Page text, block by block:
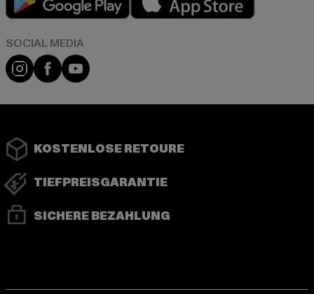
Instagram
FacebookYouTube
KOSTENLOSE RETOURE
TIEFPREISGARANTIE
SICHERE BEZAHLUNG